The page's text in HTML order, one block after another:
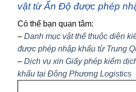
vật từ Ấn Độ được phép
Có thể bạn quan tâm:
– Danh mục vật thể thuộc diện
được phép nhập khẩu từ Trung
– Dịch vụ xin Giấy phép kiểm
khẩu tại Đông Phương Logistics